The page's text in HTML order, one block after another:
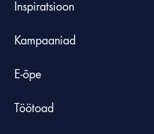
Inspiratsioon
Kampaaniad
E-õpe
Töötoad